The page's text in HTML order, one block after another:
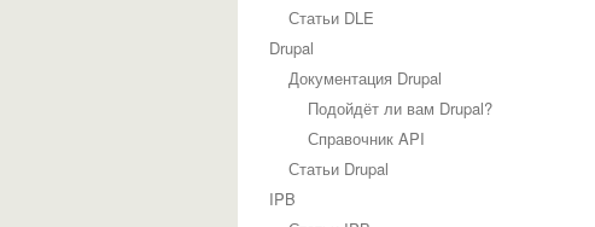
Статьи DLE
Drupal
Документация Drupal
Подойдёт ли вам Drupal?
Справочник API
Статьи Drupal
IPB